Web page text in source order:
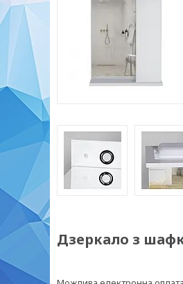
Дзеркало з